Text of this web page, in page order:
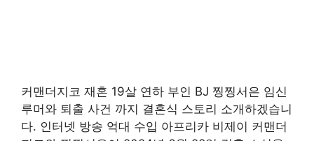
커맨더지코 재혼 19살 연하 부인 BJ 찡찡서은 임신
루머와 퇴출 사건 까지 결혼식 스토리 소개하겠습니
다. 인터넷 방송 억대 수입 아프리카 비제이 커맨더